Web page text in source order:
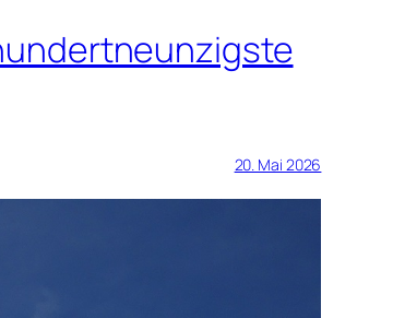
20. Mai 2026